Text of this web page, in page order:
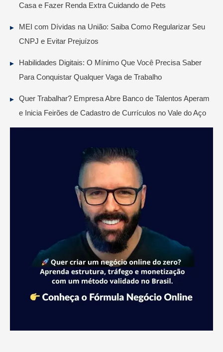
Casa e Fazer Renda Extra Cuidando de Pets
MEI com Dívidas na União: Saiba Como Regularizar Seu
CNPJ e Evitar Prejuízos
Habilidades Digitais: O Mínimo Que Você Precisa Saber
Para Conquistar Qualquer Vaga de Trabalho
Quer Trabalhar? Empresa Abre Banco de Talentos Aperam
e Inicia Feirões de Cadastro de Currículos no Vale do Aço